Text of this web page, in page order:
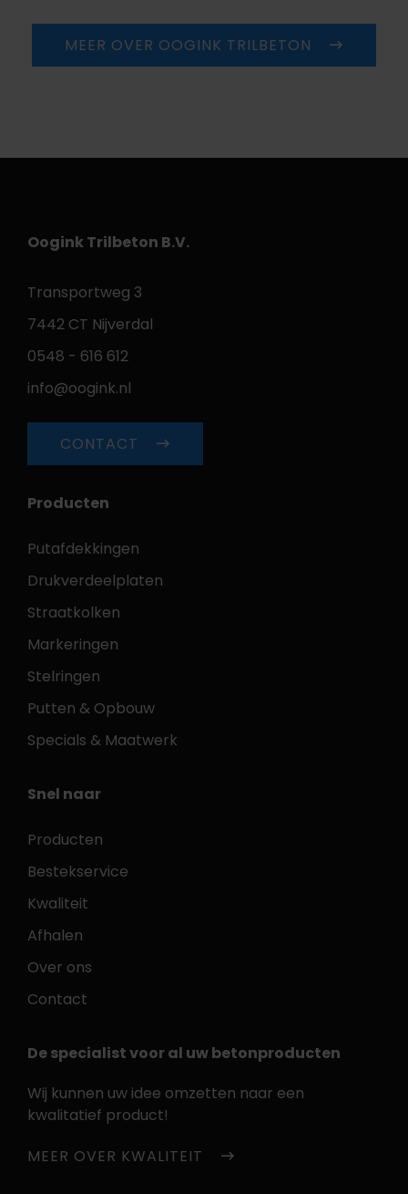
MEER OVER OOGINK TRILBETON
Oogink Trilbeton B.V.
Transportweg 3
7442 CT Nijverdal
0548 - 616 612
info@oogink.nl
CONTACT
Producten
Putafdekkingen
Drukverdeelplaten
Straatkolken
Markeringen
Stelringen
Putten & Opbouw
Specials & Maatwerk
Snel naar
Producten
Bestekservice
Kwaliteit
Afhalen
Over ons
Contact
De specialist voor al uw betonproducten
Wij kunnen uw idee omzetten naar een
kwalitatief product!
MEER OVER KWALITEIT